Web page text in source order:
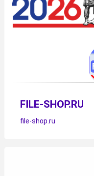
FILE-SHOP.RU
file-shop.ru